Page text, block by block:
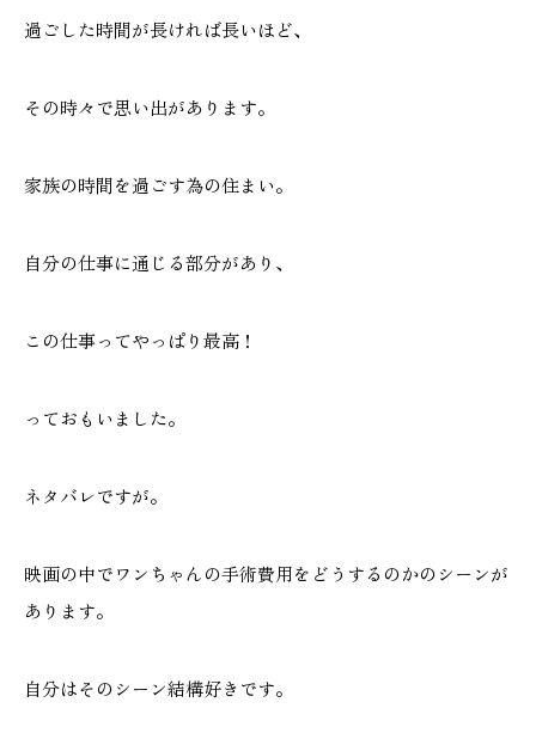
過ごした時間が長ければ長いほど、
その時々で思い出があります。
家族の時間を過ごす為の住まい。
自分の仕事に通じる部分があり、
この仕事ってやっぱり最高！
っておもいました。
ネタバレですが。
映画の中でワンちゃんの手術費用をどうするのかのシーンが
あります。
自分はそのシーン結構好きです。